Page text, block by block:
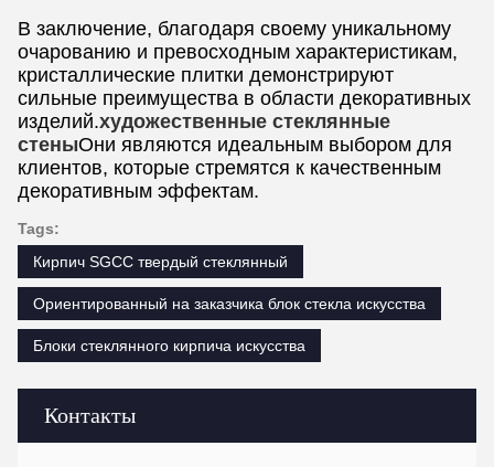
Контакты
В заключение, благодаря своему уникальному
очарованию и превосходным характеристикам,
кристаллические плитки демонстрируют
сильные преимущества в области декоративных
изделий.художественные стеклянные
стеныОни являются идеальным выбором для
клиентов, которые стремятся к качественным
декоративным эффектам.
Tags:
Кирпич SGCC твердый стеклянный
Ориентированный на заказчика блок стекла искусства
Блоки стеклянного кирпича искусства